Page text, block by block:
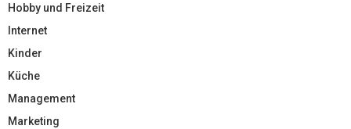
Hobby und Freizeit
Internet
Kinder
Küche
Management
Marketing